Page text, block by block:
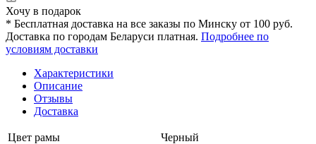
Хочу в подарок
* Бесплатная доставка на все заказы по Минску от 100 руб.
Доставка по городам Беларуси платная. Подробнее по
условиям доставки
Характеристики
Описание
Отзывы
Доставка
Цвет рамы
Черный